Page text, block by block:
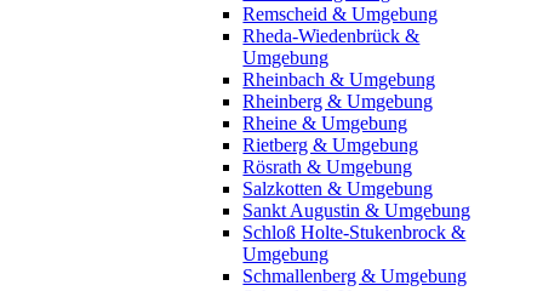
Remscheid & Umgebung
Rheda-Wiedenbrück &
Umgebung
Rheinbach & Umgebung
Rheinberg & Umgebung
Rheine & Umgebung
Rietberg & Umgebung
Rösrath & Umgebung
Salzkotten & Umgebung
Sankt Augustin & Umgebung
Schloß Holte-Stukenbrock &
Umgebung
Schmallenberg & Umgebung